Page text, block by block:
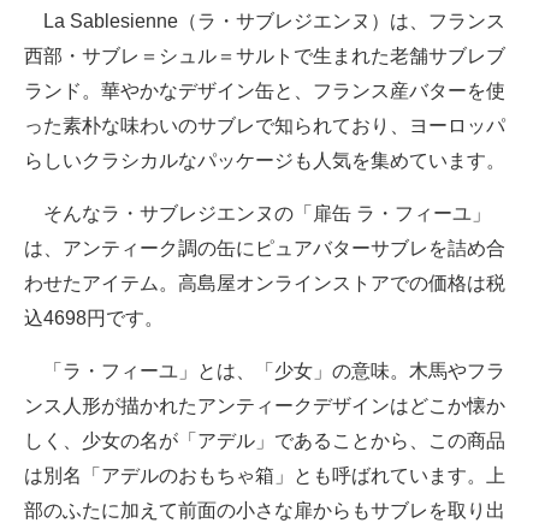
La Sablesienne（ラ・サブレジエンヌ）は、フランス
西部・サブレ＝シュル＝サルトで生まれた老舗サブレブ
ランド。華やかなデザイン缶と、フランス産バターを使
った素朴な味わいのサブレで知られており、ヨーロッパ
らしいクラシカルなパッケージも人気を集めています。
そんなラ・サブレジエンヌの「扉缶 ラ・フィーユ」
は、アンティーク調の缶にピュアバターサブレを詰め合
わせたアイテム。高島屋オンラインストアでの価格は税
込4698円です。
「ラ・フィーユ」とは、「少女」の意味。木馬やフラ
ンス人形が描かれたアンティークデザインはどこか懐か
しく、少女の名が「アデル」であることから、この商品
は別名「アデルのおもちゃ箱」とも呼ばれています。上
部のふたに加えて前面の小さな扉からもサブレを取り出